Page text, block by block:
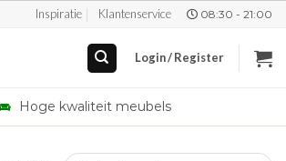
Inspiratie Klantenservice 08:30 - 21:00
Login / Register
Hoge kwaliteit meubels